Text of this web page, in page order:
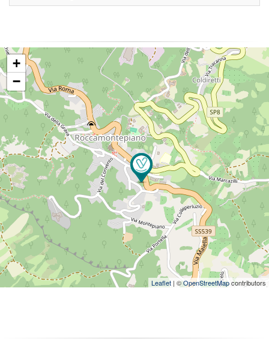
+
−
Leaflet | ©OpenStreetMapcontributors